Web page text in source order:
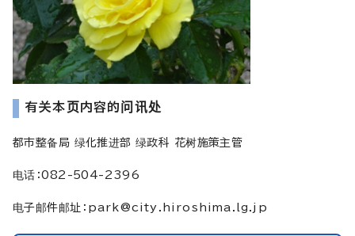
有关本页内容的问讯处
都市整备局 绿化推进部 绿政科 花树施策主管
电话：082-504-2396
电子邮件邮址 ： park@city.hiroshima.lg.jp